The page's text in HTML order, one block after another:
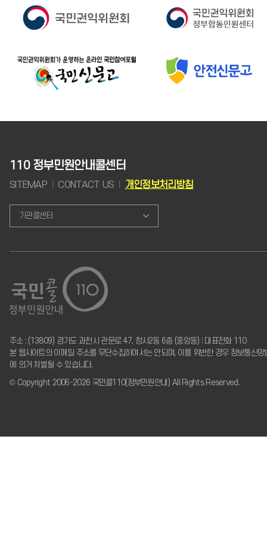
110 정부민원안내콜센터
SITEMAP CONTACT US 개인정보처리방침
기관콜센터
주소 : (13809) 경기도 과천시 관문로 47, 청사2동 6층 (중앙동)
대표전화 110
본 웹사이트의 이메일 주소를 무단수집하여서는 안되며, 이를 위반한 경우 정보통신망
에 의거 처벌될 수 있습니다.
© Copyright 2006-2026 국민콜110(정부민원안내) All Rights Reserved.